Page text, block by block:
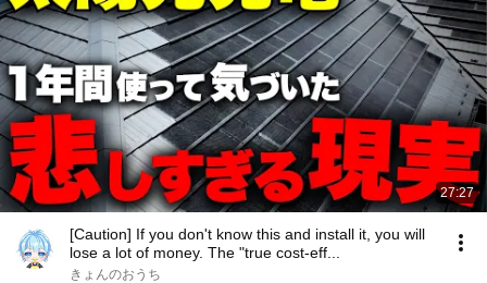
27:27
[Caution] If you don't know this and install it, you will
lose a lot of money. The "true cost-eff...
きょんのおうち